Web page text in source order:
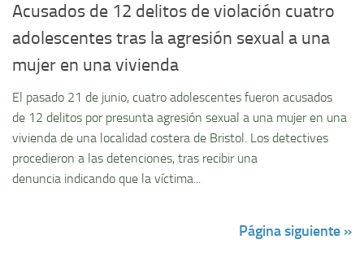
Acusados de 12 delitos de violación cuatro
adolescentes tras la agresión sexual a una
mujer en una vivienda
El pasado 21 de junio, cuatro adolescentes fueron acusados
de 12 delitos por presunta agresión sexual a una mujer en una
vivienda de una localidad costera de Bristol. Los detectives
procedieron a las detenciones, tras recibir una
denuncia indicando que la víctima...
Página siguiente »